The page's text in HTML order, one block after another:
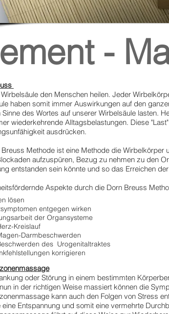
-
den Menschen heilen. Jeder
haben somit immer Auswirkungen auf den
Sinne des Wortes auf unserer Wirbelsäule lasten.
wiederkehrende Alltagsbelastungen. Diese
ausdrücken.
Breuss Methode ist eine Methode die
aufzuspüren, Bezug zu nehmen zu den
entstanden sein könnte und so das Erreichen
Aspekte durch die Dorn Breuss
lösen
entgegen wirken
der Organsysteme
Kreislauf
Darmbeschwerden
des Urogenitaltraktes
korrigieren
oder Störung in einem bestimmten
in der richtigen Weise massiert können die
kann auch den Folgen von Stress
Entspannung und somit eine vermehrte